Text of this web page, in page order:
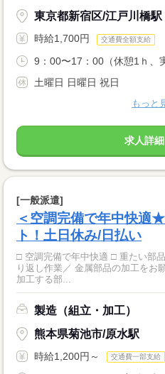
東京都新宿区/江戸川橋駅
時給1,700円 交通費全額支給
9：00〜17：00（休憩1ｈ、
土曜日 日曜日 祝日
もっと
求人詳
[一般派遣]
＜空調完備で年中快適
ト！土日休み/日払い
□ 空調完備で年中快適 □ 重たい部品の取り扱
り返し作業／ 金属部品の加工をお願いします！ ・
加工する部...
製造（組立・加工）
熊本県菊池市/原水駅
時給1,200円～ 交通費一部支給